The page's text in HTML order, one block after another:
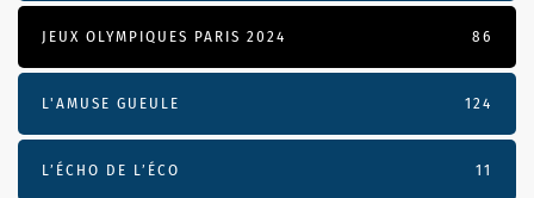
JEUX OLYMPIQUES PARIS 2024 86
L'AMUSE GUEULE 124
L’ÉCHO DE L’ÉCO 11